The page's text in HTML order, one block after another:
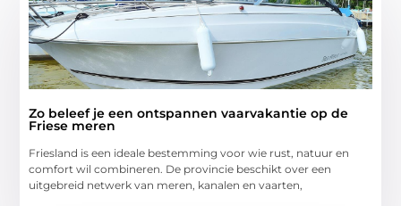
Zo beleef je een ontspannen vaarvakantie op de
Friese meren
Friesland is een ideale bestemming voor wie rust, natuur en
comfort wil combineren. De provincie beschikt over een
uitgebreid netwerk van meren, kanalen en vaarten,